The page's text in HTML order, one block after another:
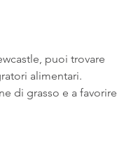
puoi trovare
alimentari.
di grasso e a favorire